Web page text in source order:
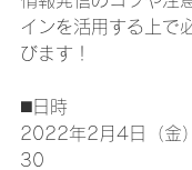
インを活用する上で
びます！
◼️日時
2022年2月4日（金
30